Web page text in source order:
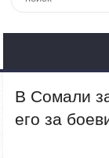
В Сомали
его за